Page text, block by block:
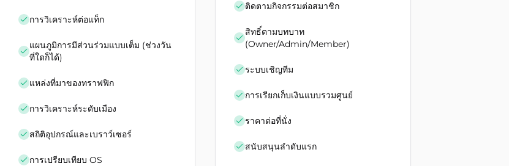
การวิเคราะห์ต่อแท็ก
แผนภูมิการมีส่วนร่วมแบบเต็ม (ช่วงวัน
ที่ใดก็ได้)
แหล่งที่มาของทราฟฟิก
การวิเคราะห์ระดับเมือง
สถิติอุปกรณ์และเบราว์เซอร์
การเปรียบเทียบ OS
ติดตามกิจกรรมต่อสมาชิก
สิทธิ์ตามบทบาท
(Owner/Admin/Member)
ระบบเชิญทีม
การเรียกเก็บเงินแบบรวมศูนย์
ราคาต่อที่นั่ง
สนับสนุนลำดับแรก